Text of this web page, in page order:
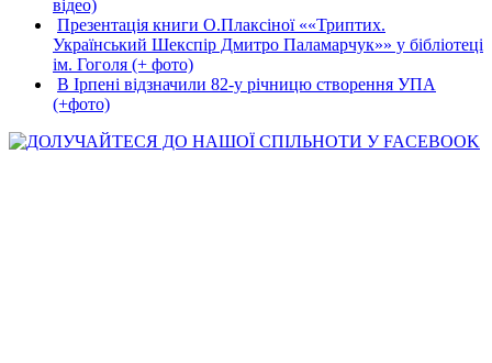
відео)
Презентація книги О.Плаксіної ««Триптих.
Український Шекспір Дмитро Паламарчук»» у бібліотеці
ім. Гоголя (+ фото)
В Ірпені відзначили 82-у річницю створення УПА
(+фото)